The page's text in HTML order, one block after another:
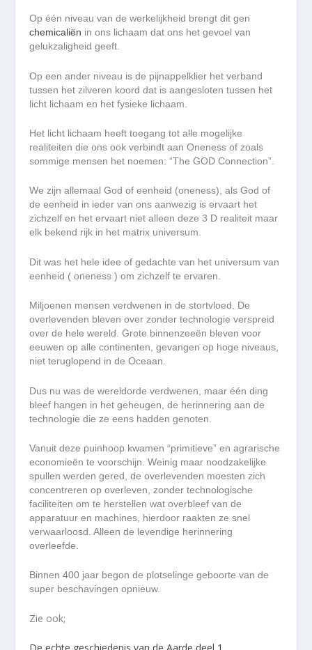
Op één niveau van de werkelijkheid brengt dit gen
chemicaliën in ons lichaam dat ons het gevoel van
gelukzaligheid geeft.
Op een ander niveau is de pijnappelklier het verband
tussen het zilveren koord dat is aangesloten tussen het
licht lichaam en het fysieke lichaam.
Het licht lichaam heeft toegang tot alle mogelijke
realiteiten die ons ook verbindt aan Oneness of zoals
sommige mensen het noemen: “The GOD Connection”.
We zijn allemaal God of eenheid (oneness), als God of
de eenheid in ieder van ons aanwezig is ervaart het
zichzelf en het ervaart niet alleen deze 3 D realiteit maar
elk bekend rijk in het matrix universum.
Dit was het hele idee of gedachte van het universum van
eenheid ( oneness ) om zichzelf te ervaren.
Miljoenen mensen verdwenen in de stortvloed. De
overlevenden bleven over zonder technologie verspreid
over de hele wereld. Grote binnenzeeën bleven voor
eeuwen op alle continenten, gevangen op hoge niveaus,
niet teruglopend in de Oceaan.
Dus nu was de wereldorde verdwenen, maar één ding
bleef hangen in het geheugen, de herinnering aan de
technologie die ze eens hadden genoten.
Vanuit deze puinhoop kwamen “primitieve” en agrarische
economieën te voorschijn. Weinig maar noodzakelijke
spullen werden gered, de overlevenden moesten zich
concentreren op overleven, zonder technologische
faciliteiten om te herstellen wat overbleef van de
apparatuur en machines, hierdoor raakten ze snel
verwaarloosd. Alleen de levendige herinnering
overleefde.
Binnen 400 jaar begon de plotselinge geboorte van de
super beschavingen opnieuw.
Zie ook;